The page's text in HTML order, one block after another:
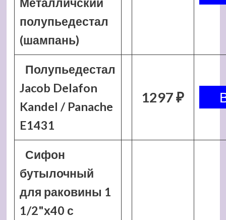
полупьедестал
(шампань)
Полупьедестал
Jacob Delafon
Kandel / Panache
E1431
1297 ₽
Сифон
бутылочный
для раковины 1
1/2"х40 с